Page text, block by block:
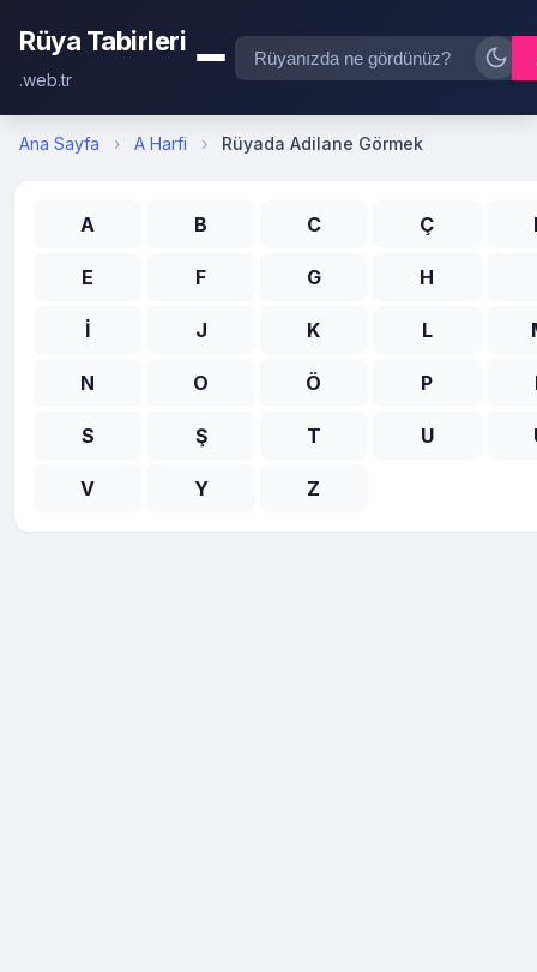
Rüya Tabirleri
.web.tr
Ana Sayfa › A Harfi › Rüyada Adilane Görmek
A B C Ç
E F G H
İ J K L
N O Ö P
S Ş T U
V Y Z